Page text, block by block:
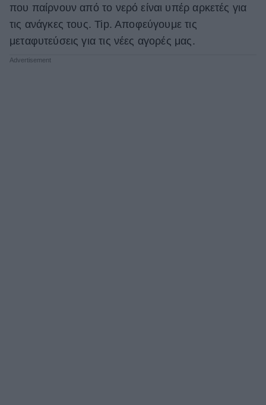
που παίρνουν από το νερό είναι υπέρ αρκετές για
τις ανάγκες τους. Tip. Aποφεύγουμε τις
μεταφυτεύσεις για τις νέες αγορές μας.